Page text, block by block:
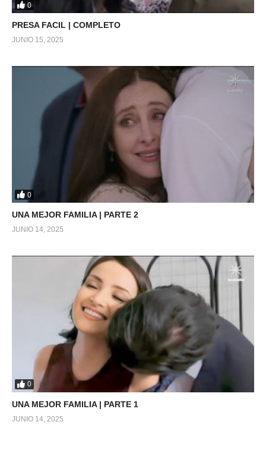
0
PRESA FACIL | COMPLETO
JUNIO 15, 2025
0
UNA MEJOR FAMILIA | PARTE 2
JUNIO 14, 2025
0
UNA MEJOR FAMILIA | PARTE 1
JUNIO 14, 2025